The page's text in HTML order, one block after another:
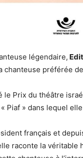
légendaire,
chanteuse préférée
le Prix ​​du théâtre
Piaf » dans lequel
français et
raconte la véritable